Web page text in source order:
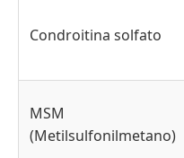
Condroitina solfato
MSM
(Metilsulfonilmetano)